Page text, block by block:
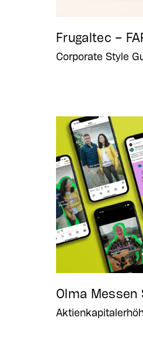
Frugaltec –
Corporate Style
Olma Messen